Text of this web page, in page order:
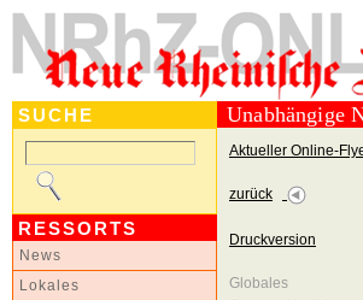
SUCHE
RESSORTS
News
Lokales
Unabhängige
Aktueller Online-
zurück
Druckversion
Globales